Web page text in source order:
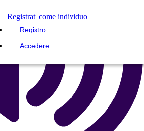
Registrati come individuo
Registro
Accedere